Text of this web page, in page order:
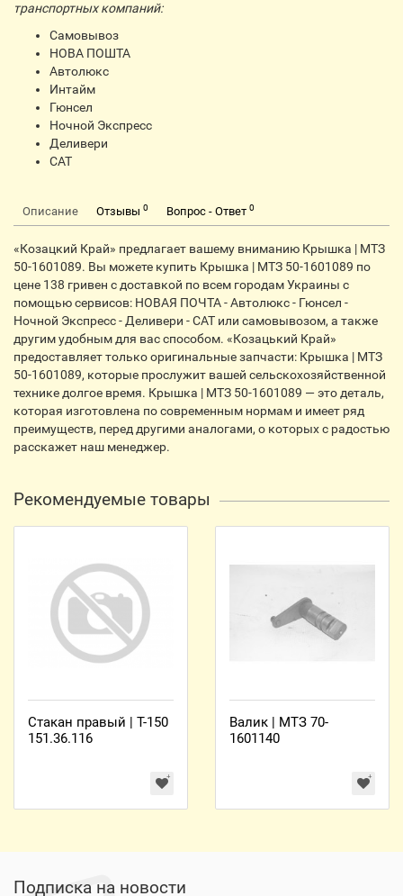
транспортных компаний:
Самовывоз
НОВА ПОШТА
Автолюкс
Интайм
Гюнсел
Ночной Экспресс
Деливери
CАТ
Описание Отзывы 0 Вопрос - Ответ 0
«Козацкий Край» предлагает вашему вниманию Крышка | МТЗ
50-1601089. Вы можете купить Крышка | МТЗ 50-1601089 по
цене 138 гривен с доставкой по всем городам Украины с
помощью сервисов: НОВАЯ ПОЧТА - Автолюкс - Гюнсел -
Ночной Экспресс - Деливери - CАТ или самовывозом, а также
другим удобным для вас способом. «Козацький Край»
предоставляет только оригинальные запчасти: Крышка | МТЗ
50-1601089, которые прослужит вашей сельскохозяйственной
технике долгое время. Крышка | МТЗ 50-1601089 — это деталь,
которая изготовлена по современным нормам и имеет ряд
преимуществ, перед другими аналогами, о которых с радостью
расскажет наш менеджер.
Рекомендуемые товары
Стакан правый | Т-150
151.36.116
Валик | МТЗ 70-
1601140
Подписка на новости